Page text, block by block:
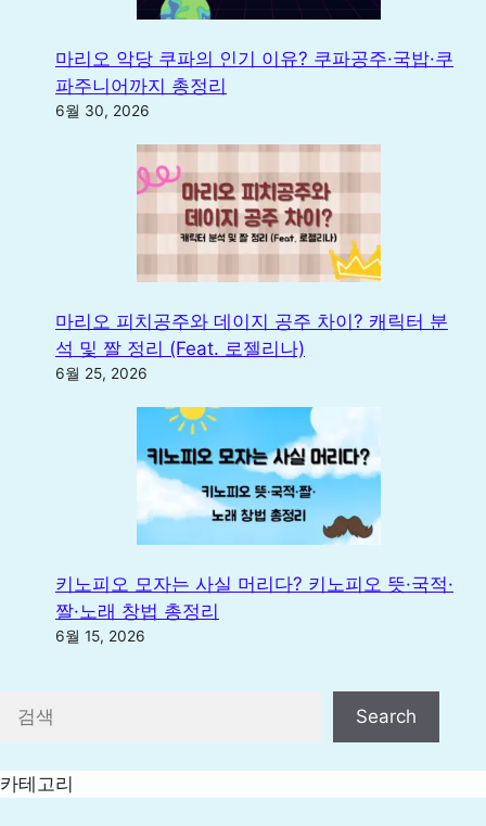
마리오 악당 쿠파의 인기 이유? 쿠파공주·국밥·쿠
파주니어까지 총정리
6월 30, 2026
마리오 피치공주와 데이지 공주 차이? 캐릭터 분
석 및 짤 정리 (Feat. 로젤리나)
6월 25, 2026
키노피오 모자는 사실 머리다? 키노피오 뜻·국적·
짤·노래 창법 총정리
6월 15, 2026
검색
Search
카테고리